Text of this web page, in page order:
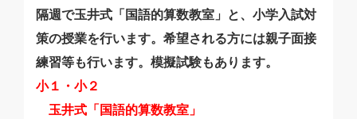
隔週で玉井式「国語的算数教室」と、小学入試対
策の授業を行います。希望される方には親子面接
練習等も行います。模擬試験もあります。
小１・小２
玉井式「国語的算数教室」